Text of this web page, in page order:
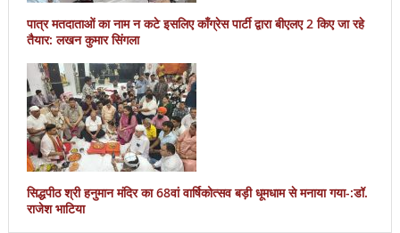
पात्र मतदाताओं का नाम न कटे इसलिए काँग्रेस पार्टी द्वारा बीएलए 2 किए जा रहे
तैयार: लखन कुमार सिंगला
सिद्धपीठ श्री हनुमान मंदिर का 68वां वार्षिकोत्सव बड़ी धूमधाम से मनाया गया-:डॉ.
राजेश भाटिया